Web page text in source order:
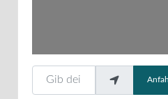
Gib deinen Standort ein.